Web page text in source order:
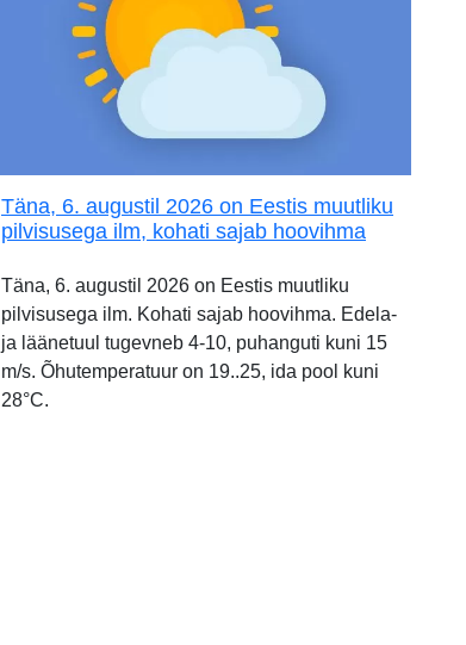
Täna, 6. augustil 2026 on Eestis muutliku
pilvisusega ilm, kohati sajab hoovihma
Täna, 6. augustil 2026 on Eestis muutliku
pilvisusega ilm. Kohati sajab hoovihma. Edela-
ja läänetuul tugevneb 4-10, puhanguti kuni 15
m/s. Õhutemperatuur on 19..25, ida pool kuni
28°C.